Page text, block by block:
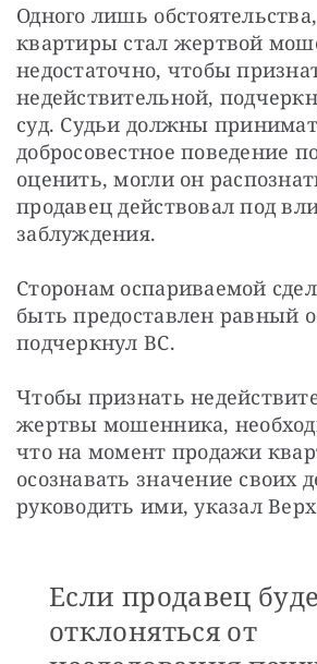
Одного лишь
квартиры стал жертвой
недостаточно, чтобы
недействительной,
суд. Судьи должны
добросовестное поведение
оценить, могли он
продавец действовал под
заблуждения.
Сторонам оспариваемой
быть предоставлен равный
подчеркнул ВС.
Чтобы признать
жертвы мошенника,
что на момент продажи
осознавать значение своих
руководить ими, указал
Если продавец
отклоняться от